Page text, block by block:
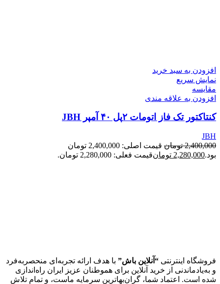
افزودن به سبد خرید
نمایش سریع
مقايسه
افزودن به علاقه مندی
کنتاکتور تک فاز اتومات ۲پل ۴۰ آمپر JBH
JBH
2,400,000 تومان
قیمت اصلی: 2,400,000 تومان
بود.2,280,000 تومانقیمت فعلی: 2,280,000 تومان.
فروشگاه اینترنتی “آنلاین باش” با هدف ارائه تجربه‌ای منحصربه‌فرد
و به‌یادماندنی از خرید آنلاین برای هموطنان عزیز ایران راه‌اندازی
شده است. اعتماد شما، گران‌بهاترین سرمایه ماست، و تمام تلاش